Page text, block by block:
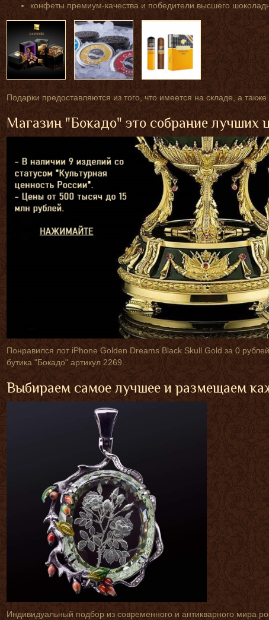
конфеты премиум-качества и победители высшего
Подарки предоставляются из того, что имеется на складе, а
Магазин "Бокадо" это собрание лучших
Понравился лот iPhone Goldеn Drеams Black Skull Gold за 0
бутика "Бокадо" артикул 2269.
Выбираем самое лучшее и размещаем
Индивидуальный подбор из современного и антикварного мира